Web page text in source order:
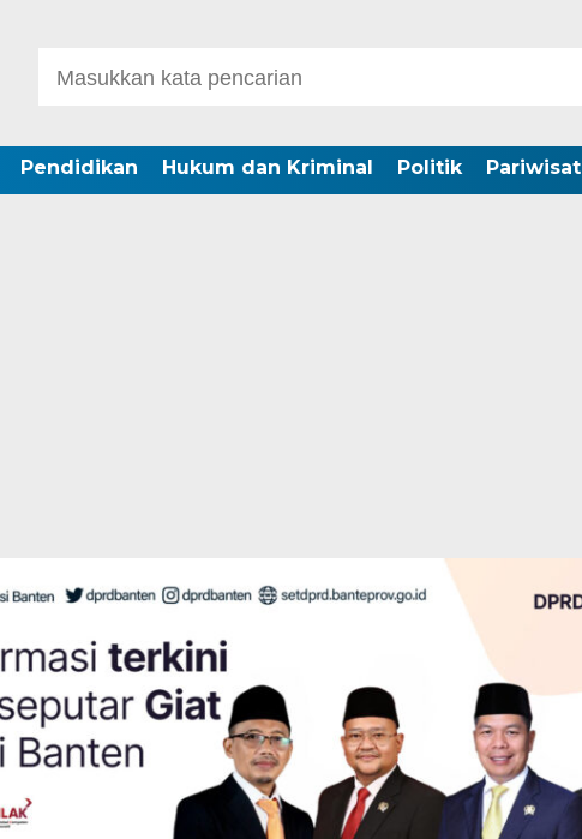
Pendidikan Hukum dan Kriminal Politik